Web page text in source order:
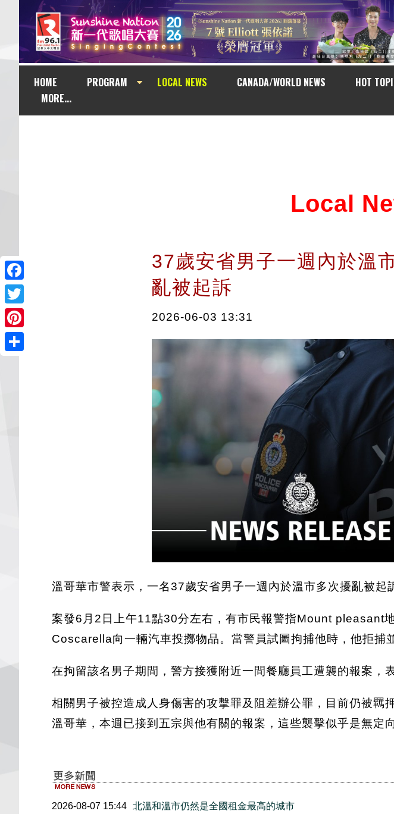
HOME PROGRAM LOCAL NEWS CANADA/WORLD NEWS HOT
MORE...
Facebook
Twitter
Pinterest
Local
37歲安省男子一週內於溫
亂被起訴
2026-06-03 13:31
溫哥華市警表示，一名37歲安省男子一週內於溫市多次擾亂被起
案發6月2日上午11點30分左右，有市民報警指Mount pleasant
Coscarella向一輛汽車投擲物品。當警員試圖拘捕他時，他拒捕
在拘留該名男子期間，警方接獲附近一間餐廳員工遭襲的報案，
相關男子被控造成人身傷害的攻擊罪及阻差辦公罪，目前仍被
溫哥華，本週已接到五宗與他有關的報案，這些襲擊似乎是無定
2026-08-07 15:44 北溫和溫市仍然是全國租金最高的城市